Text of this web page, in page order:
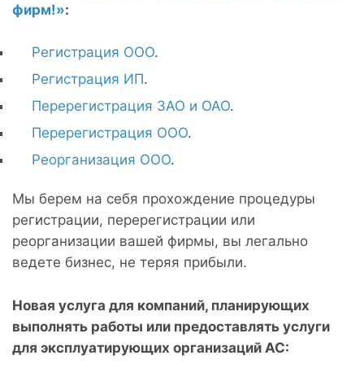
фирм!»:
Регистрация ООО.
Регистрация ИП.
Перерегистрация ЗАО и ОАО.
Перерегистрация ООО.
Реорганизация ООО.
Мы берем на себя прохождение процедуры
регистрации, перерегистрации или
реорганизации вашей фирмы, вы легально
ведете бизнес, не теряя прибыли.
Новая услуга для компаний, планирующих
выполнять работы или предоставлять услуги
для эксплуатирующих организаций АС: